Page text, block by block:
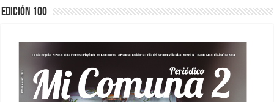
Edición 100